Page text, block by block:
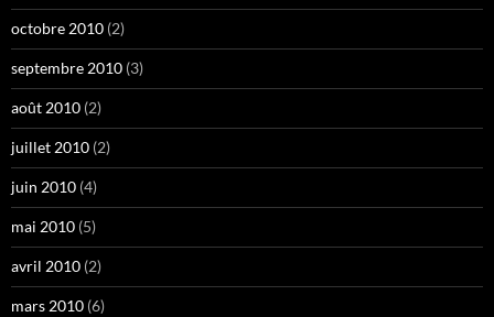
octobre 2010 (2)
septembre 2010 (3)
août 2010 (2)
juillet 2010 (2)
juin 2010 (4)
mai 2010 (5)
avril 2010 (2)
mars 2010 (6)